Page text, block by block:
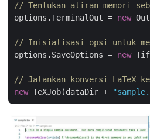
// Tentukan aliran memori
options.TerminalOut = new
// Inisialisasi opsi untuk
options.SaveOptions = new
// Jalankan konversi LaTeX
new TeXJob(dataDir +